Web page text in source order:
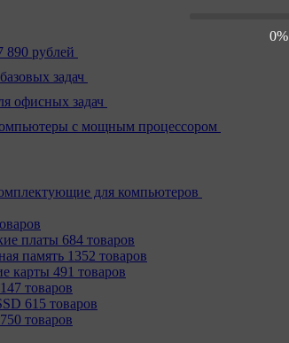
0%
890 рублей
задач
офисных задач
с мощным процессором
для компьютеров
платы 684 товаров
память 1352 товаров
карты 491 товаров
147 товаров
615 товаров
750 товаров